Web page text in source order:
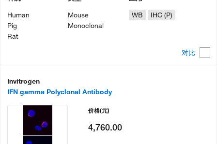
对比
Human
Pig
Rat
Mouse
Monoclonal
WB
IHC (P)
Invitrogen
IFN gamma Polyclonal Antibody
价格(元)
4,760.00